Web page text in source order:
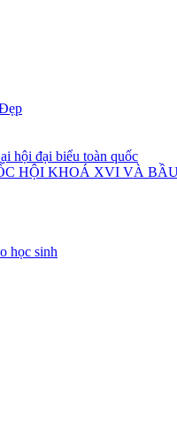
hội đại biểu toàn quốc
HỘI KHOÁ XVI VÀ
học sinh